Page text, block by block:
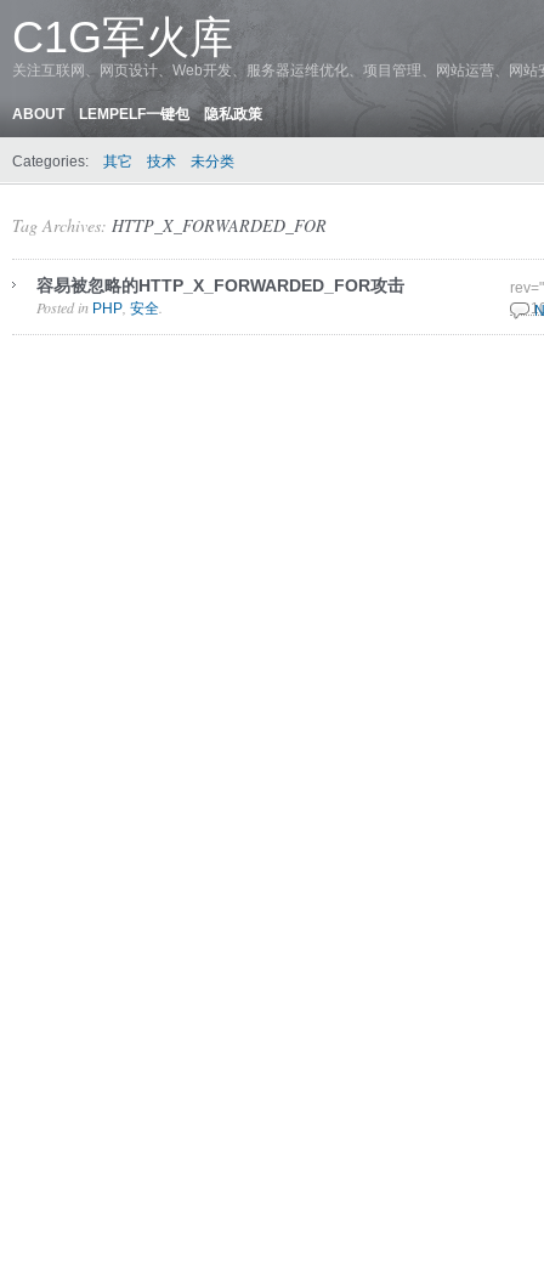
C1G军火库
关注互联网、网页设计、Web开发、服务器运维优化、项目管理、网站运营、网
ABOUT LEMPELF一键包 隐私政策
Categories: 其它 技术 未分类
Tag Archives: HTTP_X_FORWARDED_FOR
容易被忽略的HTTP_X_FORWARDED_FOR攻击
28
Posted in PHP 安全